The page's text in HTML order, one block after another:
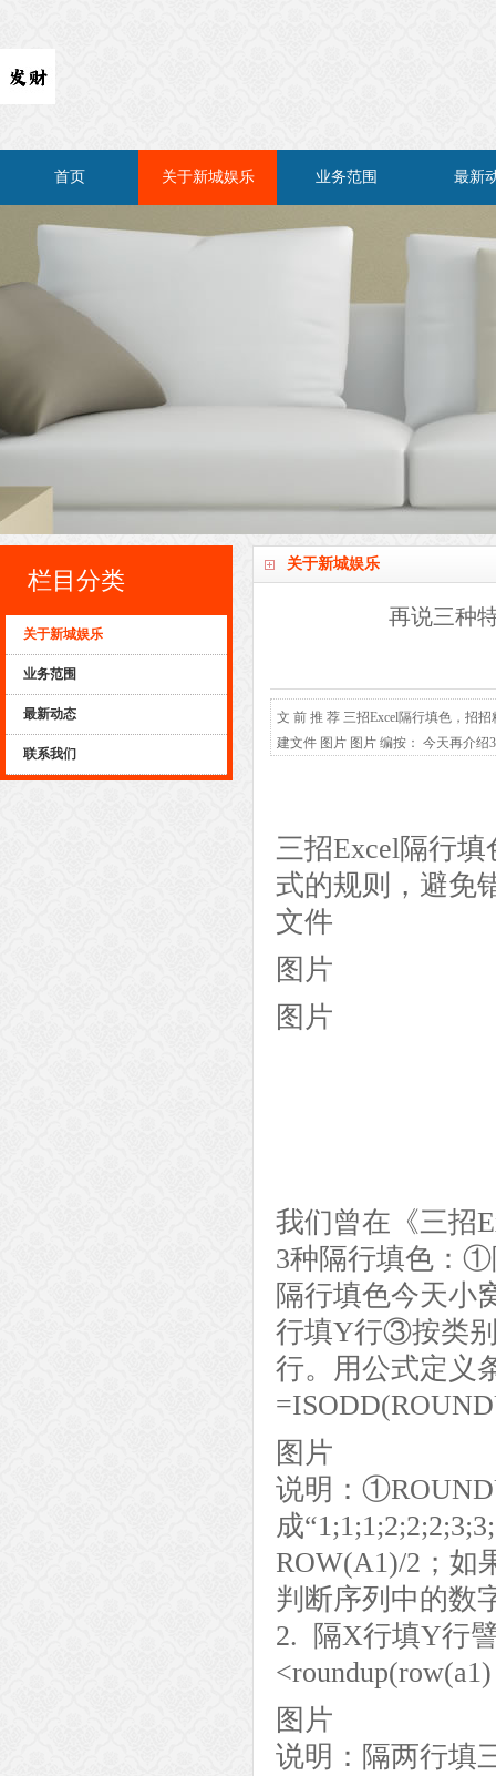
首页 关于新城娱乐 业务范围 最新
关于新城娱乐
再说三种
文 前 推 荐 三招Excel隔行填色，招
建文件 图片 图片 编按： 今天再介
三招Excel隔行
式的规则，避免
文件
图片
图片
我们曾在《三招
3种隔行填色：
隔行填色今天
行填Y行③按类
行。用公式定义
图片
说明：
成
ROW(A1)/2；如
判断序列中的数
2. 隔X行填Y行
图片
说明：隔两行填
栏目分类
关于新城娱乐
业务范围
最新动态
联系我们